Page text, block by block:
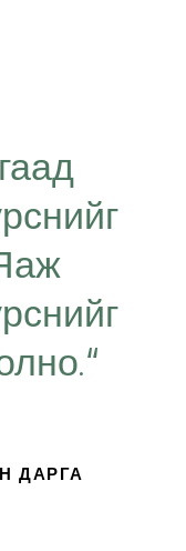
ДАРГА